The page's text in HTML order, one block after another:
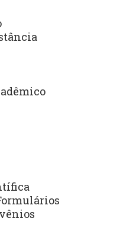
Línguas é uma atividade
reitoria de Extensão,
CECA e a Direção do
apoiar as atividades de
além de promover a
a comunidade Interna e
cursos de línguas.
Língua Espanhola,
e Produção Textual:
de Proficiência
para alunos de